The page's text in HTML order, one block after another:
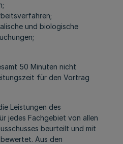
und biologische
50 Minuten nicht
für den Vortrag
Leistungen des
jedes Fachgebiet von allen
beurteilt und mit
Aus den